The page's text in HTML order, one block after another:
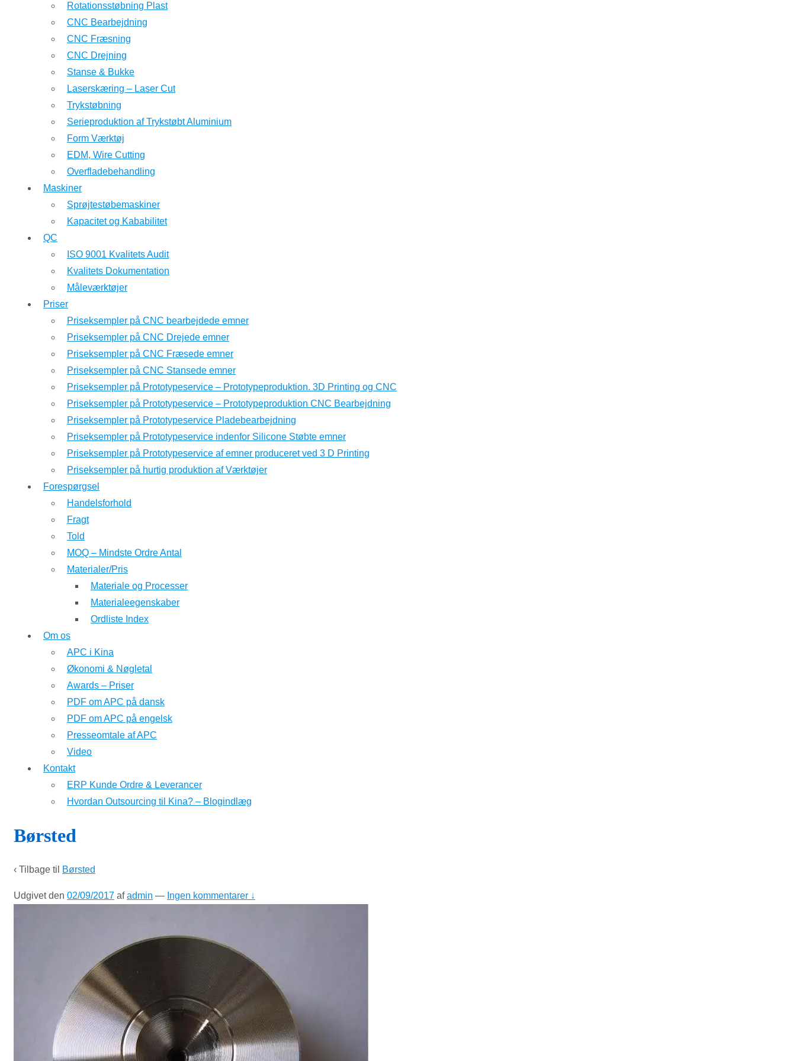
Rotationsstøbning Plast
CNC Bearbejdning
CNC Fræsning
CNC Drejning
Stanse & Bukke
Laserskæring – Laser Cut
Trykstøbning
Serieproduktion af Trykstøbt Aluminium
Form Værktøj
EDM, Wire Cutting
Overfladebehandling
Maskiner
Sprøjtestøbemaskiner
Kapacitet og Kababilitet
QC
ISO 9001 Kvalitets Audit
Kvalitets Dokumentation
Måleværktøjer
Priser
Priseksempler på CNC bearbejdede emner
Priseksempler på CNC Drejede emner
Priseksempler på CNC Fræsede emner
Priseksempler på CNC Stansede emner
Priseksempler på Prototypeservice – Prototypeproduktion. 3D Printing og CNC
Priseksempler på Prototypeservice – Prototypeproduktion CNC Bearbejdning
Priseksempler på Prototypeservice Pladebearbejdning
Priseksempler på Prototypeservice indenfor Silicone Støbte emner
Priseksempler på Prototypeservice af emner produceret ved 3 D Printing
Priseksempler på hurtig produktion af Værktøjer
Forespørgsel
Handelsforhold
Fragt
Told
MOQ – Mindste Ordre Antal
Materialer/Pris
Materiale og Processer
Materialeegenskaber
Ordliste Index
Om os
APC i Kina
Økonomi & Nøgletal
Awards – Priser
PDF om APC på dansk
PDF om APC på engelsk
Presseomtale af APC
Video
Kontakt
ERP Kunde Ordre & Leverancer
Hvordan Outsourcing til Kina? – Blogindlæg
Børsted
‹ Tilbage til Børsted
Udgivet den 02/09/2017 afadmin — Ingen kommentarer ↓